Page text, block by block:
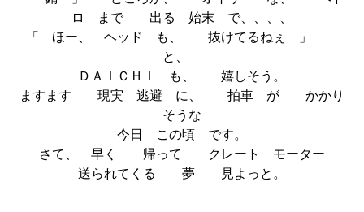
ロ まで 出る 始末 で、、、、
「 ほー、 ヘッド も、 抜けてるねぇ 」
と、
ＤＡＩＣＨＩ も、 嬉しそう。
ますます 現実 逃避 に、 拍車 が かかり
そうな
今日 この頃 です。
さて、 早く 帰って クレート モーター
送られてくる 夢 見よっと。